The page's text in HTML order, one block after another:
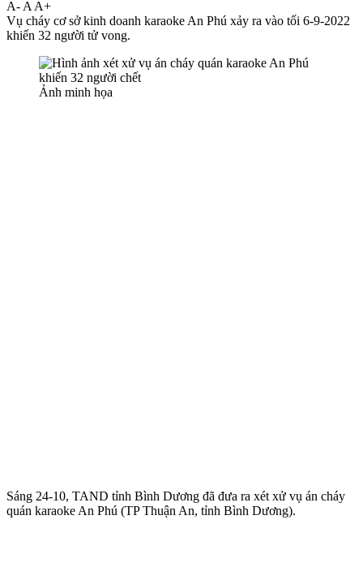
A- A A+
Vụ cháy cơ sở kinh doanh karaoke An Phú xảy ra vào tối 6-9-2022
khiến 32 người t‌ử von‌g.
Ảnh minh họa
Sáng 24-10, TAND tỉnh Bình Dương đã đưa ra xét xử vụ án cháy
quán karaoke An Phú (TP Thuận An, tỉnh Bình Dương).